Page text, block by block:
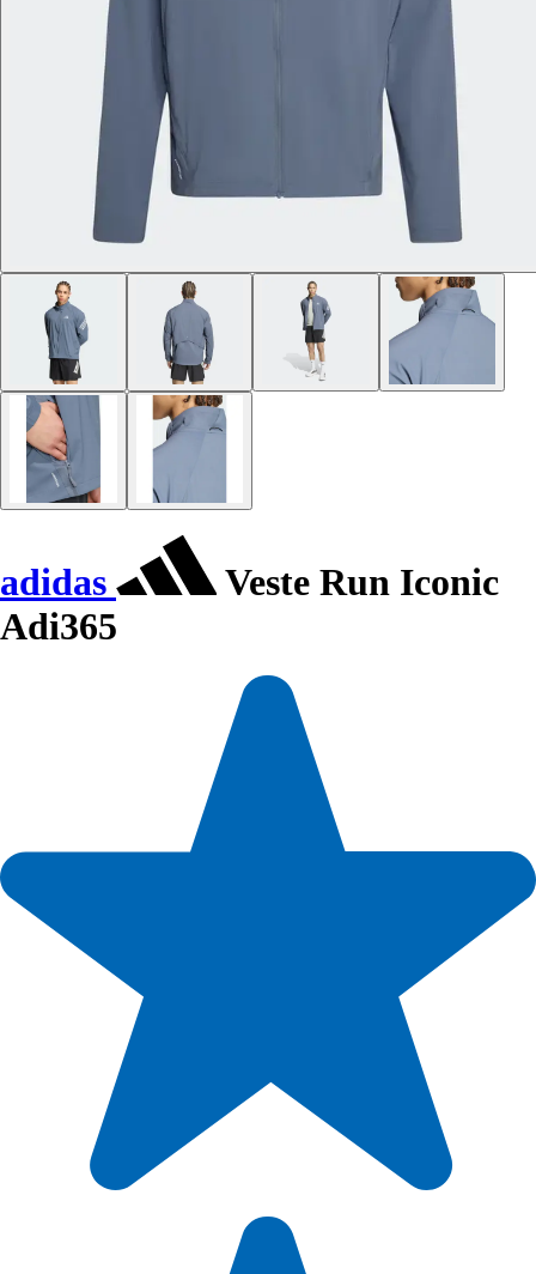
adidas
Veste Run Iconic
Adi365